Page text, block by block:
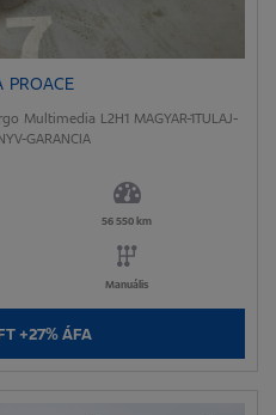
PROACE
Multimedia L2H1 MAGYAR-1TULAJ-
GARANCIA
56 550 km
Manuális
+27% ÁFA